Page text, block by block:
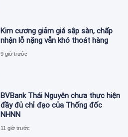
Kim cương giảm giá sập sàn, chấp
nhận lỗ nặng vẫn khó thoát hàng
9 giờ trước
BVBank Thái Nguyên chưa thực hiện
đầy đủ chỉ đạo của Thống đốc
NHNN
11 giờ trước